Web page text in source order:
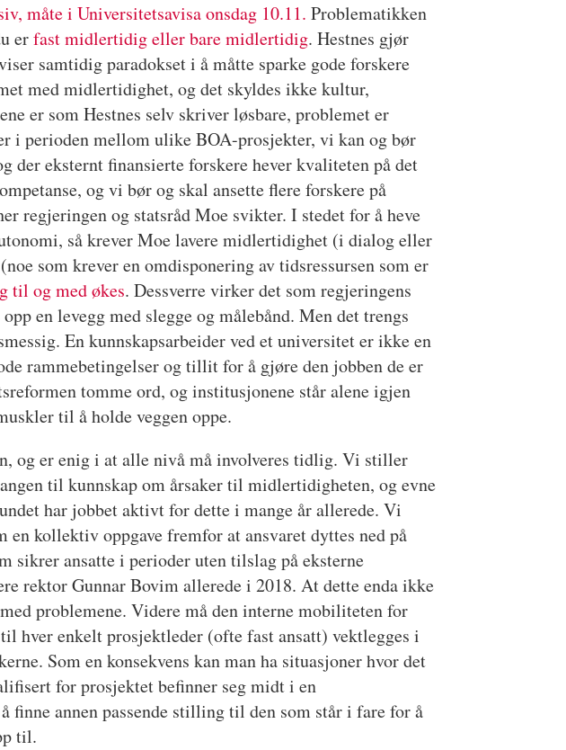
måte i Universitetsavisa onsdag 10.11. Problematikken
erfast midlertidig eller bare midlertidig. Hestnes gjør
samtidig paradokset i å måtte sparke gode forskere
med midlertidighet, og det skyldes ikke kultur,
er som Hestnes selv skriver løsbare, problemet er
i perioden mellom ulike BOA-prosjekter, vi kan og bør
eksternt finansierte forskere hever kvaliteten på det
og vi bør og skal ansette flere forskere på
regjeringen og statsråd Moe svikter. I stedet for å heve
så krever Moe lavere midlertidighet (i dialog eller
som krever en omdisponering av tidsressursen som er
til og med økes. Dessverre virker det som regjeringens
en levegg med slegge og målebånd. Men det trengs
En kunnskapsarbeider ved et universitet er ikke en
rammebetingelser og tillit for å gjøre den jobben de er
tomme ord, og institusjonene står alene igjen
til å holde veggen oppe.
og er enig i at alle nivå må involveres tidlig. Vi stiller
til kunnskap om årsaker til midlertidigheten, og evne
har jobbet aktivt for dette i mange år allerede. Vi
kollektiv oppgave fremfor at ansvaret dyttes ned på
sikrer ansatte i perioder uten tilslag på eksterne
rektor Gunnar Bovim allerede i 2018. At dette enda ikke
problemene. Videre må den interne mobiliteten for
hver enkelt prosjektleder (ofte fast ansatt) vektlegges i
Som en konsekvens kan man ha situasjoner hvor det
for prosjektet befinner seg midt i en
finne annen passende stilling til den som står i fare for å
til.